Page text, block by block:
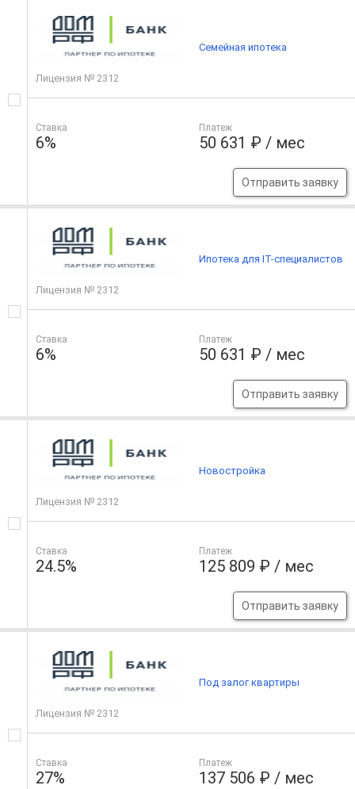
Лицензия № 2312
Ставка
6%
Платеж
50 631 ₽ / мес
Отправить заявку
Семейная ипотека
Лицензия № 2312
Ставка
6%
Платеж
50 631 ₽ / мес
Отправить заявку
Ипотека для IT-специалистов
Лицензия № 2312
Ставка
24.5%
Платеж
125 809 ₽ / мес
Отправить заявку
Новостройка
Лицензия № 2312
Ставка
27%
Платеж
137 506 ₽ / мес
Под залог квартиры